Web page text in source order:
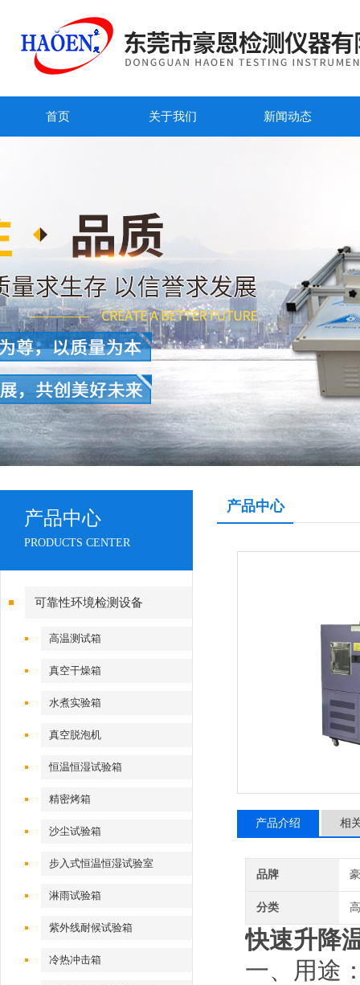
首页 关于我们 新闻动态
产品中心
PRODUCTS CENTER
可靠性环境检测设备
高温测试箱
真空干燥箱
水煮实验箱
真空脱泡机
恒温恒湿试验箱
精密烤箱
沙尘试验箱
步入式恒温恒湿试验室
淋雨试验箱
紫外线耐候试验箱
冷热冲击箱
产品中心
产品介绍 相
品牌
分类
快速升降
一、用途